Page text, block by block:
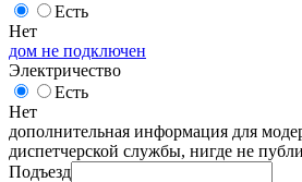
Есть
Нет
дом не подключен
Электричество
Есть
Нет
дополнительная информация для
диспетчерской службы, нигде не
Подъезд